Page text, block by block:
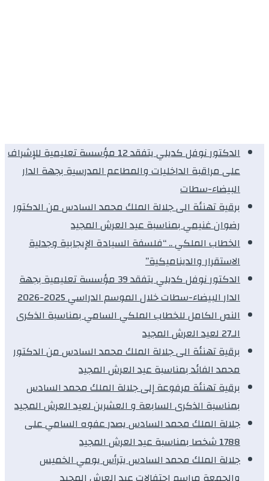
الدكتور نوفل كديلي يتفقد 12 مؤسسة تعليمية للإشراف
على مراقبة الداخليات والمطاعم المدرسية بجهة الدار
البيضاء-سطات
برقية تهنئة الى جلالة الملك محمد السادس من الدكتور
رضوان غنيمي بمناسبة عيد العرش المجيد
الخطاب الملكي .. “فلسفة السيادة الإيجابية وجدلية
الاستقرار والديناميكية”
الدكتور نوفل كديلي يتفقد 39 مؤسسة تعليمية بجهة
الدار البيضاء-سطات خلال الموسم الدراسي 2025-2026
النص الكامل للخطاب الملكي السامي بمناسبة الذكرى
الـ27 لعيد العرش المجيد
برقية تهنئة الى جلالة الملك محمد السادس من الدكتور
محمد الفائد بمناسبة عيد العرش المجيد
برقية تهنئة مرفوعة إلى جلالة الملك محمد السادس
بمناسبة الذكرى السابعة و العشرين لعيد العرش المجيد
جلالة الملك محمد السادس يصدر عفوه السامي على
1788 شخصا بمناسبة عيد العرش المجيد
جلالة الملك محمد السادس يترأس يومي الخميس